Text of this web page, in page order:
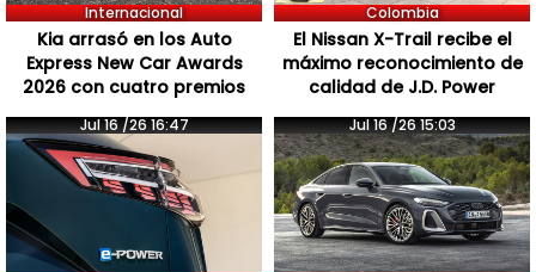
Internacional
Kia arrasó en los Auto
Express New Car Awards
2026 con cuatro premios
Colombia
El Nissan X-Trail recibe el
máximo reconocimiento de
calidad de J.D. Power
Jul 16 /26 16:47 Jul 16 /26 15:03